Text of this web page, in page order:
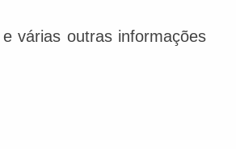
várias outras informações